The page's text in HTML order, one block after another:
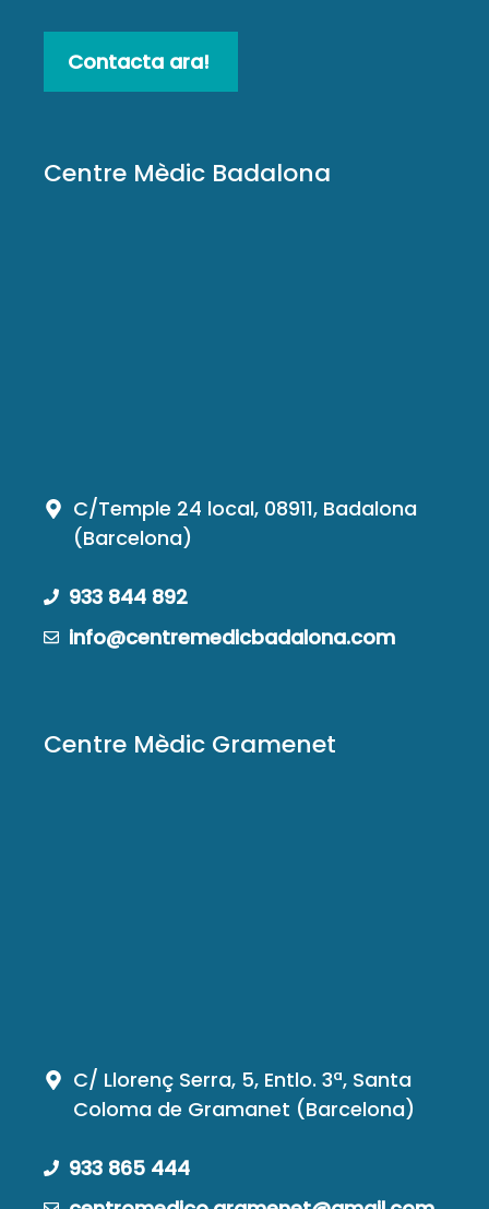
Contacta ara!
Centre Mèdic Badalona
C/Temple 24 local, 08911, Badalona
(Barcelona)
933 844 892
info@centremedicbadalona.com
Centre Mèdic Gramenet
C/ Llorenç Serra, 5, Entlo. 3ª, Santa
Coloma de Gramanet (Barcelona)
933 865 444